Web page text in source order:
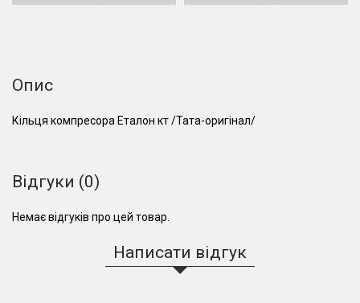
Опис
Кільця компресора Еталон кт /Тата-оригінал/
Відгуки (0)
Немає відгуків про цей товар.
Написати відгук